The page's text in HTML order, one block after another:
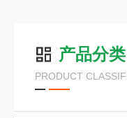
产品分类
PRODUCT